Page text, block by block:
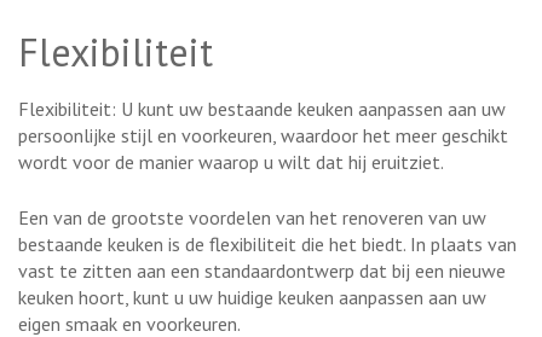
Flexibiliteit
Flexibiliteit: U kunt uw bestaande keuken aanpassen aan uw
persoonlijke stijl en voorkeuren, waardoor het meer geschikt
wordt voor de manier waarop u wilt dat hij eruitziet.
Een van de grootste voordelen van het renoveren van uw
bestaande keuken is de flexibiliteit die het biedt. In plaats van
vast te zitten aan een standaardontwerp dat bij een nieuwe
keuken hoort, kunt u uw huidige keuken aanpassen aan uw
eigen smaak en voorkeuren.